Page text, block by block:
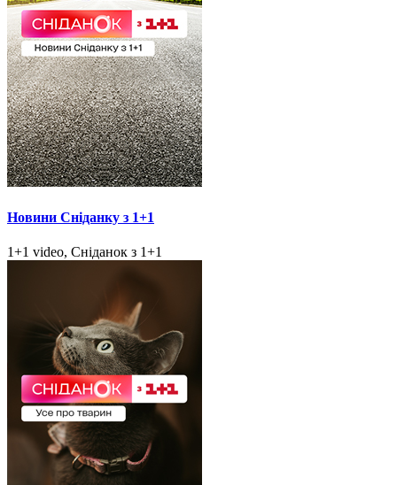
Новини Сніданку з 1+1
1+1 video, Сніданок з 1+1